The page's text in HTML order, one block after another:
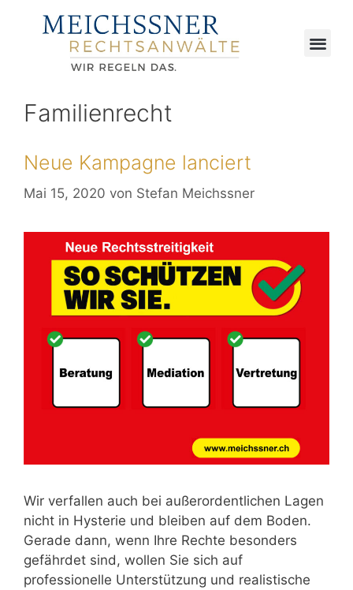
Familienrecht
Neue Kampagne lanciert
Mai 15, 2020 von Stefan Meichssner
Wir verfallen auch bei außerordentlichen Lagen
nicht in Hysterie und bleiben auf dem Boden.
Gerade dann, wenn Ihre Rechte besonders
gefährdet sind, wollen Sie sich auf
professionelle Unterstützung und realistische